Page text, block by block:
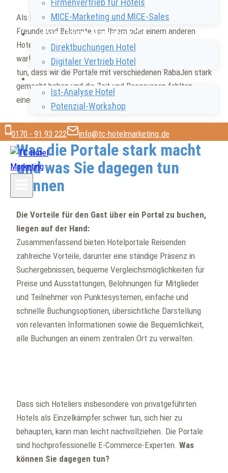
Firmenvertrieb für Hotels
MICE-Marketing und MICE-Sales
Hotel Online-Marketing
Direktbuchungen Hotel
Digitaler Vertrieb Hotel
Hotelanalyse
Ist-Analyse Hotel
Potenzial-Workshop
0170 - 91 93 222 info@tc-hotelmarketing.de
Als Hotelier kennen Sie es sicherlich, dass Gäste oder
Freunde und Bekannte von Ihrem oder einem anderen
Hotel schwärmen, weil es so freundlich und persönlich
war! Gebucht wird aber über die Portale. Das hat damit zu
tun, dass wir die Portale mit verschiedenen RabaJen stark
gemacht haben und die Zeit und Ressourcen fehlten,
einer Direktbuchungsstrategie nachzugehen.
Was die Portale stark macht
und was Sie dagegen tun
können
Die Vorteile für den Gast über ein Portal zu buchen,
liegen auf der Hand:
Zusammenfassend bieten Hotelportale Reisenden
zahlreiche Vorteile, darunter eine ständige Präsenz in
Suchergebnissen, bequeme Vergleichsmöglichkeiten für
Preise und Ausstattungen, Belohnungen für Mitglieder
und Teilnehmer von Punktesystemen, einfache und
schnelle Buchungsoptionen, übersichtliche Darstellung
von relevanten Informationen sowie die Bequemlichkeit,
alle Buchungen an einem zentralen Ort zu verwalten.
Dass sich Hoteliers insbesondere von privatgeführten
Hotels als Einzelkämpfer schwer tun, sich hier zu
behaupten, kann man leicht nachvollziehen. Die Portale
sind hochprofessionelle E-Commerce-Experten. Was
können Sie dagegen tun?